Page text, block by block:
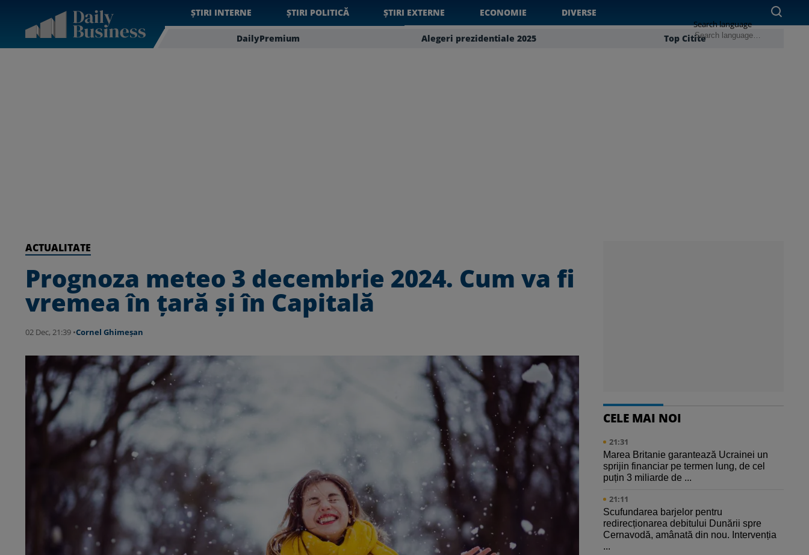
ȘTIRI INTERNE ȘTIRI POLITICĂ ȘTIRI EXTERNE ECONOMIE DIVERSE
DailyPremium Alegeri prezidentiale 2025 Top Citite
Search language
ACTUALITATE
Prognoza meteo 3 decembrie 2024. Cum va fi
vremea în țară și în Capitală
02 Dec, 21:39 •Cornel Ghimeșan
CELE MAI NOI
21:31
Marea Britanie garantează Ucrainei un
sprijin financiar pe termen lung, de cel
puțin 3 miliarde de ...
21:11
Scufundarea barjelor pentru
redirecționarea debitului Dunării spre
Cernavodă, amânată din nou. Intervenția
...